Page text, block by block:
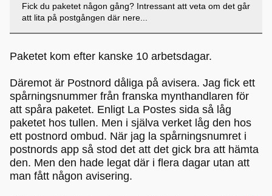
Fick du paketet någon gång? Intressant att veta om det går
att lita på postgången där nere...
Paketet kom efter kanske 10 arbetsdagar.
Däremot är Postnord dåliga på avisera. Jag fick ett
spårningsnummer från franska mynthandlaren för
att spåra paketet. Enligt La Postes sida så låg
paketet hos tullen. Men i själva verket låg den hos
ett postnord ombud. När jag la spårningsnumret i
postnords app så stod det att det gick bra att hämta
den. Men den hade legat där i flera dagar utan att
man fått någon avisering.